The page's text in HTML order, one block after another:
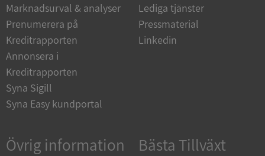
Marknadsurval & analyser
Prenumerera på
Kreditrapporten
Annonsera i
Kreditrapporten
Syna Sigill
Syna Easy kundportal
Lediga tjänster
Pressmaterial
Linkedin
Övrig information Bästa Tillväxt
__RequestVerificationToken